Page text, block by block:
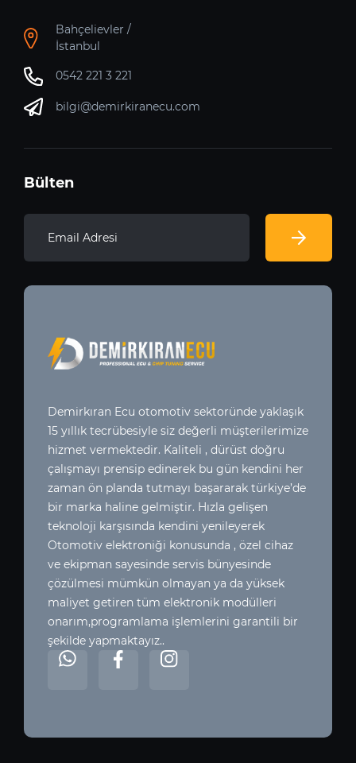
Bahçelievler /
İstanbul
0542 221 3 221
bilgi@demirkiranecu.com
Bülten
Demirkıran Ecu otomotiv sektoründe yaklaşık
15 yıllık tecrübesiyle siz değerli müşterilerimize
hizmet vermektedir. Kaliteli , dürüst doğru
çalışmayı prensip edinerek bu gün kendini her
zaman ön planda tutmayı başararak türkiye’de
bir marka haline gelmiştir. Hızla gelişen
teknoloji karşısında kendini yenileyerek
Otomotiv elektroniği konusunda , özel cihaz
ve ekipman sayesinde servis bünyesinde
çözülmesi mümkün olmayan ya da yüksek
maliyet getiren tüm elektronik modülleri
onarım,programlama işlemlerini garantili bir
şekilde yapmaktayız..